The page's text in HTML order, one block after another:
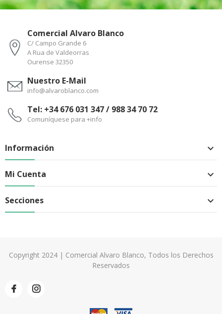
Comercial Alvaro Blanco
C/ Campo Grande 6
A Rua de Valdeorras
Ourense 32350
Nuestro E-Mail
info@alvaroblanco.com
Tel: +34 676 031 347 / 988 34 70 72
Comuníquese para +info
Información 
Mi Cuenta 
Secciones 
Copyright 2024 | Comercial Alvaro Blanco, Todos los Derechos
Reservados